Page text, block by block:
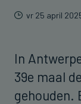
vr 25 april
In
39e maal
gehouden.